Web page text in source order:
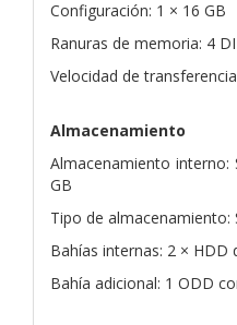
Configuración: 1 × 16 GB
Ranuras de memoria: 4
Velocidad de
Almacenamiento
Almacenamiento interno:
GB
Tipo de almacenamiento:
Bahías internas: 2 × HDD
Bahía adicional: 1 ODD